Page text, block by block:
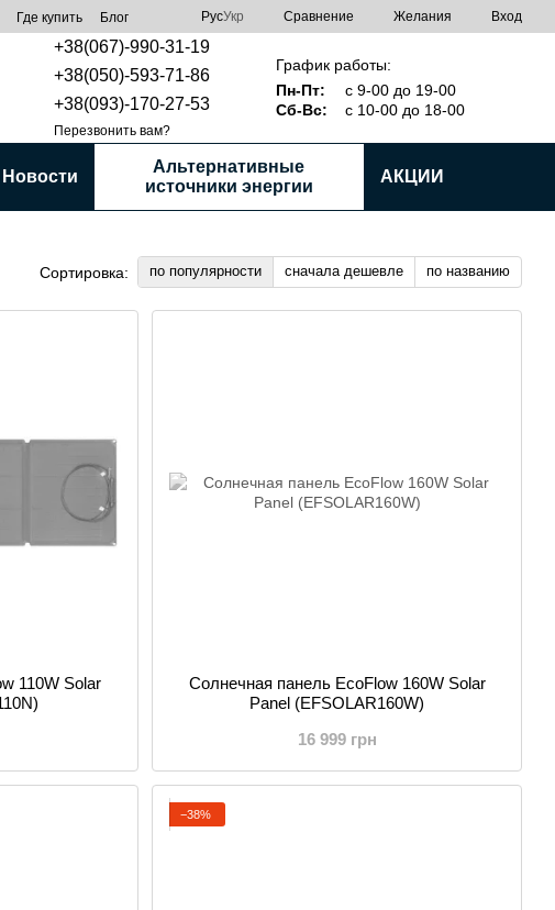
Где купить Блог РусУкр Сравнение Желания Вход
+38(067)-990-31-19
+38(050)-593-71-86
+38(093)-170-27-53
Перезвонить вам?
График работы:
Пн-Пт:
с 9-00 до 19-00
Сб-Вс:
с 10-00 до 18-00
Новости
Альтернативные
источники энергии
АКЦИИ
Сортировка: по популярности сначала дешевле по названию
110W Solar
Солнечная панель EcoFlow 160W Solar
Panel (EFSOLAR160W)
16 999 грн
−38%